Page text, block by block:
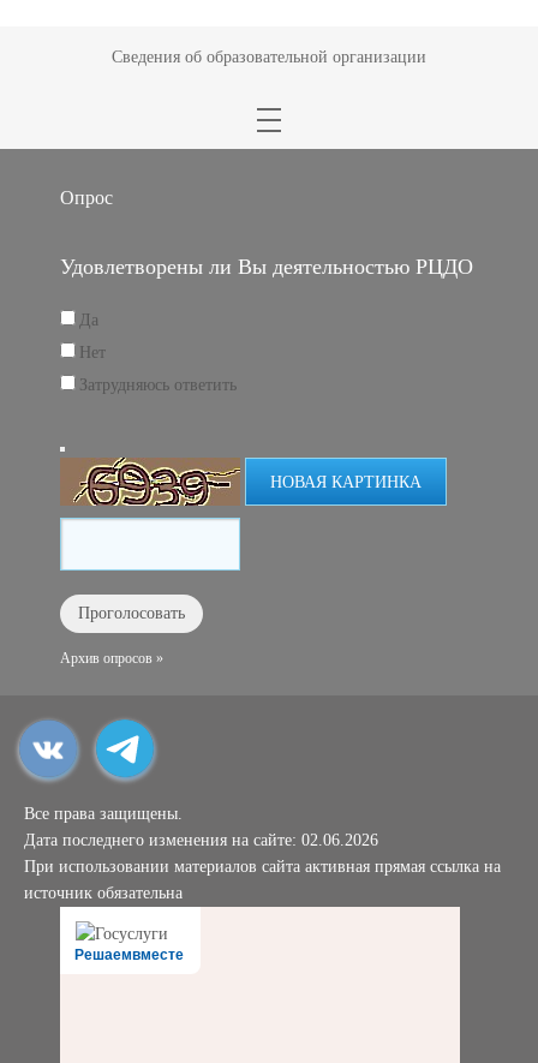
Сведения об образовательной организации
Опрос
Удовлетворены ли Вы деятельностью РЦДО
Да
Нет
Затрудняюсь ответить
НОВАЯ КАРТИНКА
Архив опросов »
Все права защищены.
Дата последнего изменения на сайте: 02.06.2026
При использовании материалов сайта активная прямая ссылка на
источник обязательна
Решаемвместе